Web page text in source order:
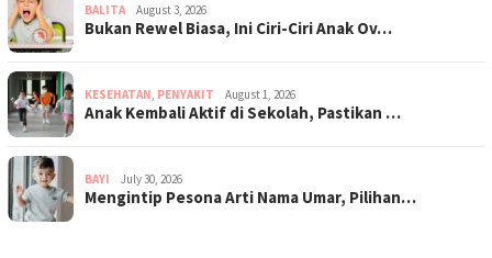
BALITA August 3, 2026
Bukan Rewel Biasa, Ini Ciri-Ciri Anak Ov…
KESEHATAN PENYAKIT August 1, 2026
Anak Kembali Aktif di Sekolah, Pastikan …
BAYI July 30, 2026
Mengintip Pesona Arti Nama Umar, Pilihan…